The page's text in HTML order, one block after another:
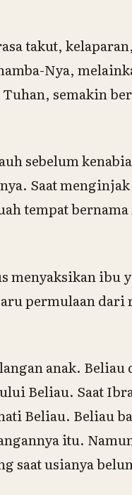
semakin
Saat
tempat
menyaksikan ibu
permulaan dari
anak.
Beliau. Saat
Beliau. Beliau
itu.
saat usianya